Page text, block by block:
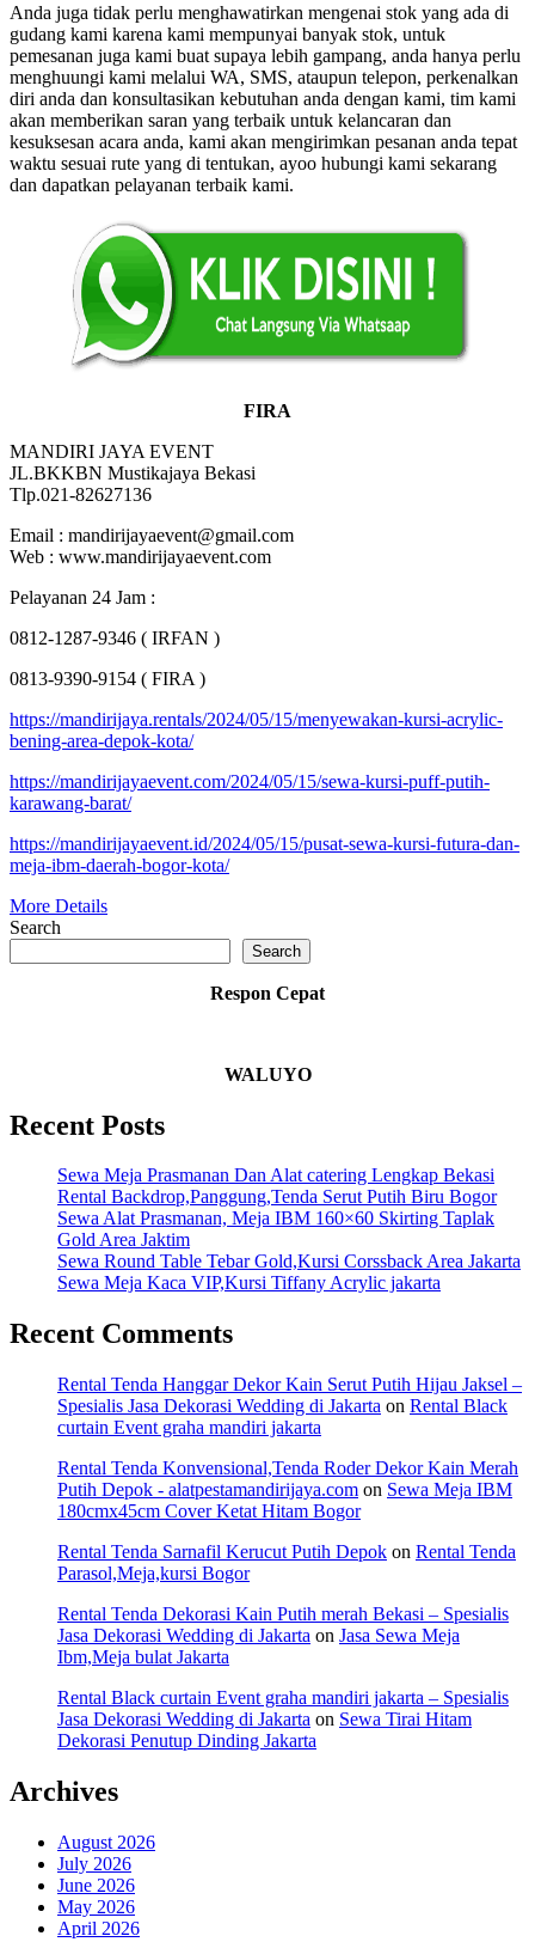
Anda juga tidak perlu menghawatirkan mengenai stok yang ada di
gudang kami karena kami mempunyai banyak stok, untuk
pemesanan juga kami buat supaya lebih gampang, anda hanya perlu
menghuungi kami melalui WA, SMS, ataupun telepon, perkenalkan
diri anda dan konsultasikan kebutuhan anda dengan kami, tim kami
akan memberikan saran yang terbaik untuk kelancaran dan
kesuksesan acara anda, kami akan mengirimkan pesanan anda tepat
waktu sesuai rute yang di tentukan, ayoo hubungi kami sekarang
dan dapatkan pelayanan terbaik kami.
FIRA
MANDIRI JAYA EVENT
JL.BKKBN Mustikajaya Bekasi
Tlp.021-82627136
Email : mandirijayaevent@gmail.com
Web : www.mandirijayaevent.com
Pelayanan 24 Jam :
0812-1287-9346 ( IRFAN )
0813-9390-9154 ( FIRA )
https://mandirijaya.rentals/2024/05/15/menyewakan-kursi-acrylic-
bening-area-depok-kota/
https://mandirijayaevent.com/2024/05/15/sewa-kursi-puff-putih-
karawang-barat/
https://mandirijayaevent.id/2024/05/15/pusat-sewa-kursi-futura-dan-
meja-ibm-daerah-bogor-kota/
More Details
Search
Search
Respon Cepat
WALUYO
Recent Posts
Sewa Meja Prasmanan Dan Alat catering Lengkap Bekasi
Rental Backdrop,Panggung,Tenda Serut Putih Biru Bogor
Sewa Alat Prasmanan, Meja IBM 160×60 Skirting Taplak
Gold Area Jaktim
Sewa Round Table Tebar Gold,Kursi Corssback Area Jakarta
Sewa Meja Kaca VIP,Kursi Tiffany Acrylic jakarta
Recent Comments
Rental Tenda Hanggar Dekor Kain Serut Putih Hijau Jaksel –
Spesialis Jasa Dekorasi Wedding di Jakarta on Rental Black
curtain Event graha mandiri jakarta
Rental Tenda Konvensional,Tenda Roder Dekor Kain Merah
Putih Depok - alatpestamandirijaya.com on Sewa Meja IBM
180cmx45cm Cover Ketat Hitam Bogor
Rental Tenda Sarnafil Kerucut Putih Depok on Rental Tenda
Parasol,Meja,kursi Bogor
Rental Tenda Dekorasi Kain Putih merah Bekasi – Spesialis
Jasa Dekorasi Wedding di Jakarta on Jasa Sewa Meja
Ibm,Meja bulat Jakarta
Rental Black curtain Event graha mandiri jakarta – Spesialis
Jasa Dekorasi Wedding di Jakarta on Sewa Tirai Hitam
Dekorasi Penutup Dinding Jakarta
Archives
August 2026
July 2026
June 2026
May 2026
April 2026